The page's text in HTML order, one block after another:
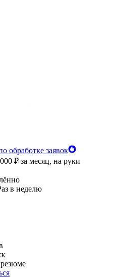
обработке заявок
₽ за месяц, на руки
в неделю